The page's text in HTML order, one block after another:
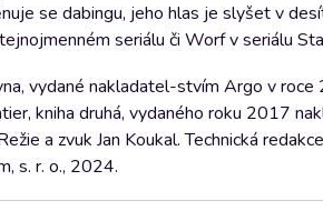
se dabingu, jeho hlas je slyšet v
seriálu či Worf v seriálu
vydané nakladatel-stvím Argo v
kniha druhá, vydaného roku 2017
a zvuk Jan Koukal. Technická
s. r. o., 2024.